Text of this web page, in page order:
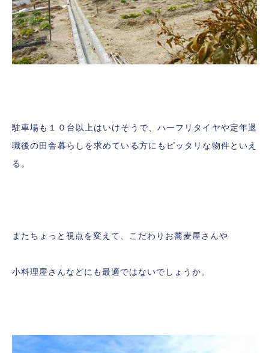
駐車場も１０台以上はいけそうで、ハーフリタイヤや定年退
職後の田舎暮らしを求めている方にもピッタリな物件といえ
る。
またちょっと視点を変えて、こだわりお蕎麦屋さんや
小料理屋さんなどにも最適ではないでしょうか。